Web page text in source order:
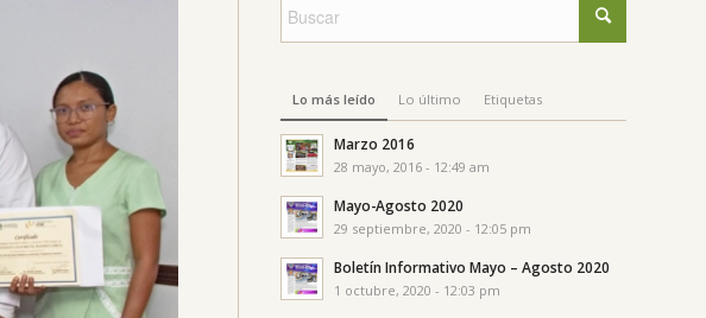
Lo más leído Lo último Etiquetas
Marzo 2016
28 mayo, 2016 - 12:49 am
Mayo-Agosto 2020
29 septiembre, 2020 - 12:05 pm
Boletín Informativo Mayo – Agosto 2020
1 octubre, 2020 - 12:03 pm